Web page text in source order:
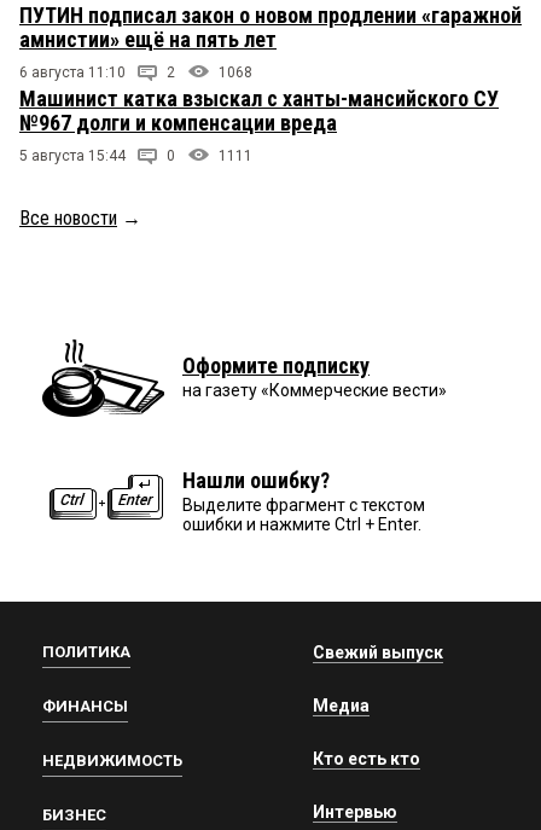
ПУТИН подписал закон о новом продлении «гаражной
амнистии» ещё на пять лет
6 августа 11:10 2 1068
Машинист катка взыскал с ханты-мансийского СУ
№967 долги и компенсации вреда
5 августа 15:44 0 1111
Все новости →
Оформите подписку
на газету «Коммерческие вести»
Нашли ошибку?
Выделите фрагмент с текстом
ошибки и нажмите Ctrl + Enter.
ПОЛИТИКА
ФИНАНСЫ
НЕДВИЖИМОСТЬ
БИЗНЕС
Свежий выпуск
Медиа
Кто есть кто
Интервью